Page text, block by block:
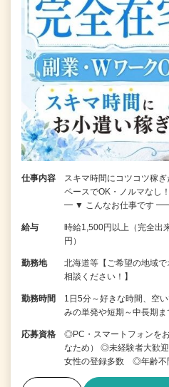
仕事内容
スキマ時間にコツコツ稼
ペースでOK・ノル
━ ▼ こんなお仕事で
給与
時給1,500円以上（完全出
円）
勤務地
北海道等【ご希望の地域
相談ください！】
勤務時間
1日5分～好きな時間、空
みの単発や短期～中長期
応募資格
◎PC・スマートフォンを
なため） ◎未経験者大歓
女性の登録多数 ◎年齢不